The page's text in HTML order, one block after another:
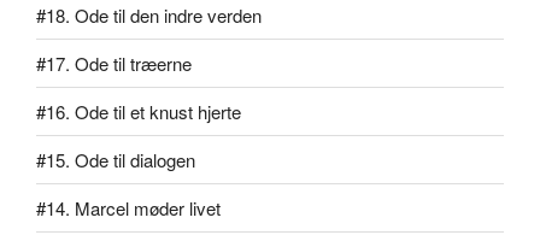
#18. Ode til den indre verden
#17. Ode til træerne
#16. Ode til et knust hjerte
#15. Ode til dialogen
#14. Marcel møder livet